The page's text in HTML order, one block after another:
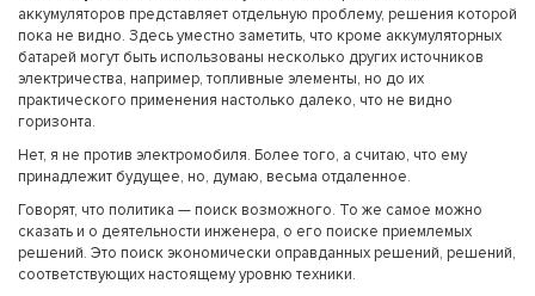
аккумуляторов представляет отдельную проблему, решения которой
пока не видно. Здесь уместно заметить, что кроме аккумуляторных
батарей могут быть использованы несколько других источников
электричества, например, топливные элементы, но до их
практического применения настолько далеко, что не видно
горизонта.
Нет, я не против электромобиля. Более того, а считаю, что ему
принадлежит будущее, но, думаю, весьма отдаленное.
Говорят, что политика — поиск возможного. То же самое можно
сказать и о деятельности инженера, о его поиске приемлемых
решений. Это поиск экономически оправданных решений, решений,
соответствующих настоящему уровню техники.